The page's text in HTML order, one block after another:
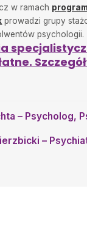
w ramach
prowadzi grupy
psychologii.
– Psycholog,
–